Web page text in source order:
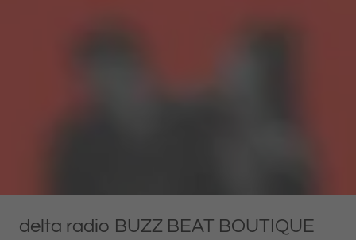
delta radio BUZZ BEAT BOUTIQUE